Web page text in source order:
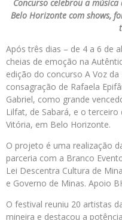
Concurso celebrou a
Belo Horizonte com shows,
Após três dias – de 4 a 6 de
cheias de emoção na
edição do concurso A Voz
consagração de Rafaela
Gabriel, como grande
Lilfat, de Sabará, e o
Vitória, em Belo Horizonte.
O projeto é uma realização
parceria com a Branco
Lei Descentra Cultura de
e Governo de Minas. Apoio
O festival reuniu 20 artistas
mineira e destacou a